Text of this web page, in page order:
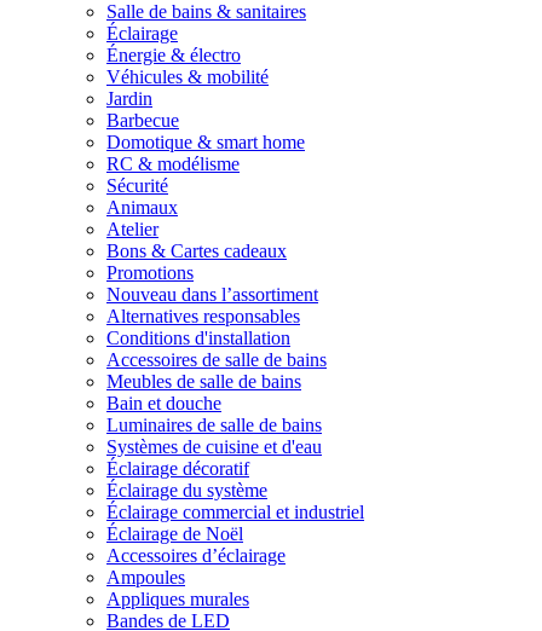
Salle de bains & sanitaires
Éclairage
Énergie & électro
Véhicules & mobilité
Jardin
Barbecue
Domotique & smart home
RC & modélisme
Sécurité
Animaux
Atelier
Bons & Cartes cadeaux
Promotions
Nouveau dans l’assortiment
Alternatives responsables
Conditions d'installation
Accessoires de salle de bains
Meubles de salle de bains
Bain et douche
Luminaires de salle de bains
Systèmes de cuisine et d'eau
Éclairage décoratif
Éclairage du système
Éclairage commercial et industriel
Éclairage de Noël
Accessoires d’éclairage
Ampoules
Appliques murales
Bandes de LED